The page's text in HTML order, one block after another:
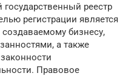
реестр
регистрации является
бизнесу,
а также
Правовое